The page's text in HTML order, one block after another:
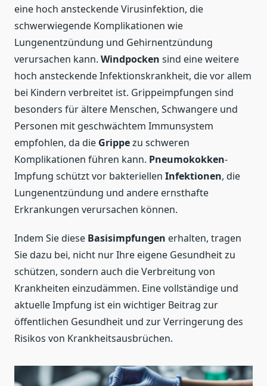
eine hoch ansteckende Virusinfektion, die
schwerwiegende Komplikationen wie
Lungenentzündung und Gehirnentzündung
verursachen kann. Windpocken sind eine weitere
hoch ansteckende Infektionskrankheit, die vor allem
bei Kindern verbreitet ist. Grippeimpfungen sind
besonders für ältere Menschen, Schwangere und
Personen mit geschwächtem Immunsystem
empfohlen, da die Grippezu schweren
Komplikationen führen kann. Pneumokokken-
Impfung schützt vor bakteriellen Infektionen, die
Lungenentzündung und andere ernsthafte
Erkrankungen verursachen können.
Indem Sie diese Basisimpfungen erhalten, tragen
Sie dazu bei, nicht nur Ihre eigene Gesundheit zu
schützen, sondern auch die Verbreitung von
Krankheiten einzudämmen. Eine vollständige und
aktuelle Impfung ist ein wichtiger Beitrag zur
öffentlichen Gesundheit und zur Verringerung des
Risikos von Krankheitsausbrüchen.